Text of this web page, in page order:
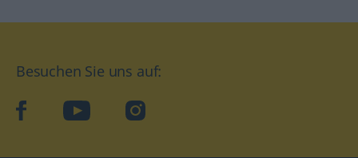
Besuchen Sie uns auf:
facebookYouTube Instagram